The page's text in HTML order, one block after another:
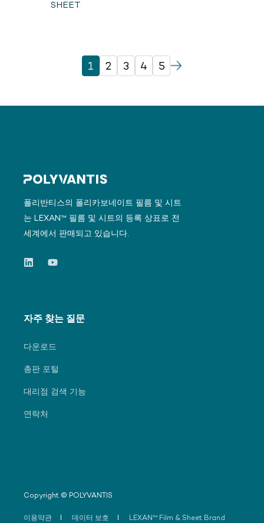
SHEET
1 2 3 4 5
폴리반티스의 폴리카보네이트 필름 및 시트
는 LEXAN™ 필름 및 시트의 등록 상표로 전
세계에서 판매되고 있습니다.
자주 찾는 질문
다운로드
총판 포털
대리점 검색 기능
연락처
Copyright © POLYVANTIS
이용약관 데이터 보호 LEXAN™ Film & Sheet Brand